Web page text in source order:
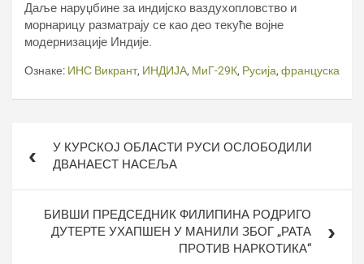
Даље наруџбине за индијско ваздухопловство и
морнарицу разматрају се као део текуће војне
модернизације Индије.
Ознаке: ИНС Викрант, ИНДИЈА, МиГ-29К, Русија, француска
чланкаУ КУРСКОЈ ОБЛАСТИ РУСИ ОСЛОБОДИЛИ
ДВАНАЕСТ НАСЕЉА
БИВШИ ПРЕДСЕДНИК ФИЛИПИНА РОДРИГО
ДУТЕРТЕ УХАПШЕН У МАНИЛИ ЗБОГ „РАТА
ПРОТИВ НАРКОТИКА“